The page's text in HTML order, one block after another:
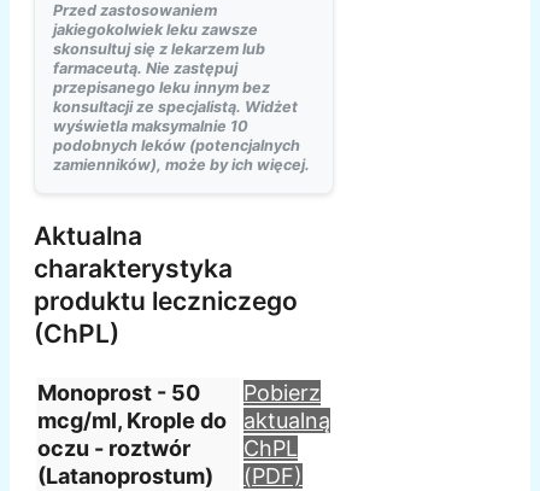
Przed zastosowaniem
jakiegokolwiek leku zawsze
skonsultuj się z lekarzem lub
farmaceutą. Nie zastępuj
przepisanego leku innym bez
konsultacji ze specjalistą. Widżet
wyświetla maksymalnie 10
podobnych leków (potencjalnych
zamienników), może by ich więcej.
Aktualna
charakterystyka
produktu leczniczego
(ChPL)
Monoprost - 50
mcg/ml, Krople do
oczu - roztwór
(Latanoprostum)
Pobierz
aktualną
ChPL
(PDF)